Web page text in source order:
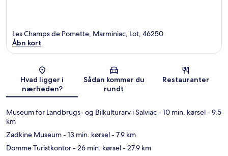
Kort
Les Champs de Pomette, Marminiac, Lot, 46250
Åbn kort
Hvad ligger i
nærheden?
Sådan kommer du
rundt
Restauranter
Museum for Landbrugs- og Bilkulturarv i Salviac- 10 min. kørsel- 9.5
km
Zadkine Museum- 13 min. kørsel- 7.9 km
Domme Turistkontor- 26 min. kørsel- 27.9 km